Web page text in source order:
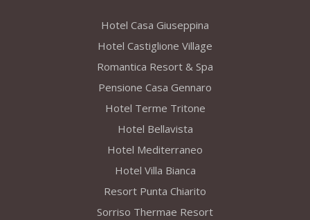
Hotel Casa Giuseppina
Hotel Castiglione Village
Romantica Resort & Spa
Pensione Casa Gennaro
Hotel Terme Tritone
Hotel Bellavista
Hotel Mediterraneo
Hotel Villa Bianca
Resort Punta Chiarito
Sorriso Thermae Resort